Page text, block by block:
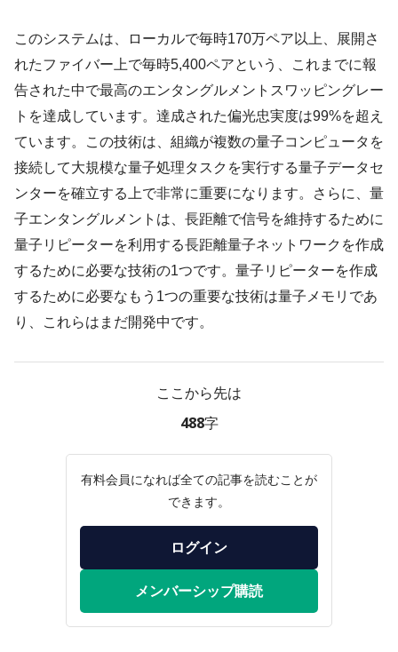
このシステムは、ローカルで毎時170万ペア以上、展開さ
れたファイバー上で毎時5,400ペアという、これまでに報
告された中で最高のエンタングルメントスワッピングレー
トを達成しています。達成された偏光忠実度は99%を超え
ています。この技術は、組織が複数の量子コンピュータを
接続して大規模な量子処理タスクを実行する量子データセ
ンターを確立する上で非常に重要になります。さらに、量
子エンタングルメントは、長距離で信号を維持するために
量子リピーターを利用する長距離量子ネットワークを作成
するために必要な技術の1つです。量子リピーターを作成
するために必要なもう1つの重要な技術は量子メモリであ
り、これらはまだ開発中です。
ここから先は
488字
有料会員になれば全ての記事を読むことが
できます。
ログイン
メンバーシップ購読